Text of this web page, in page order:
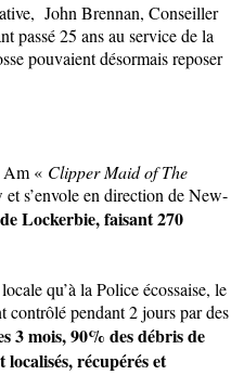
John Brennan, Conseiller
passé 25 ans au service de la
pouvaient désormais reposer
Am « Clipper Maid of The
s’envole en direction de New-
Lockerbie, faisant 270
qu’à la Police écossaise, le
contrôlé pendant 2 jours par des
3 mois, 90% des débris de
localisés, récupérés et